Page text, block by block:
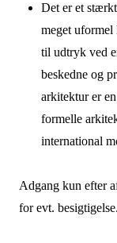
Det er et
meget
til udtryk ved
beskedne og
arkitektur er
formelle
international
Adgang kun efter
for evt. besigtigelse.